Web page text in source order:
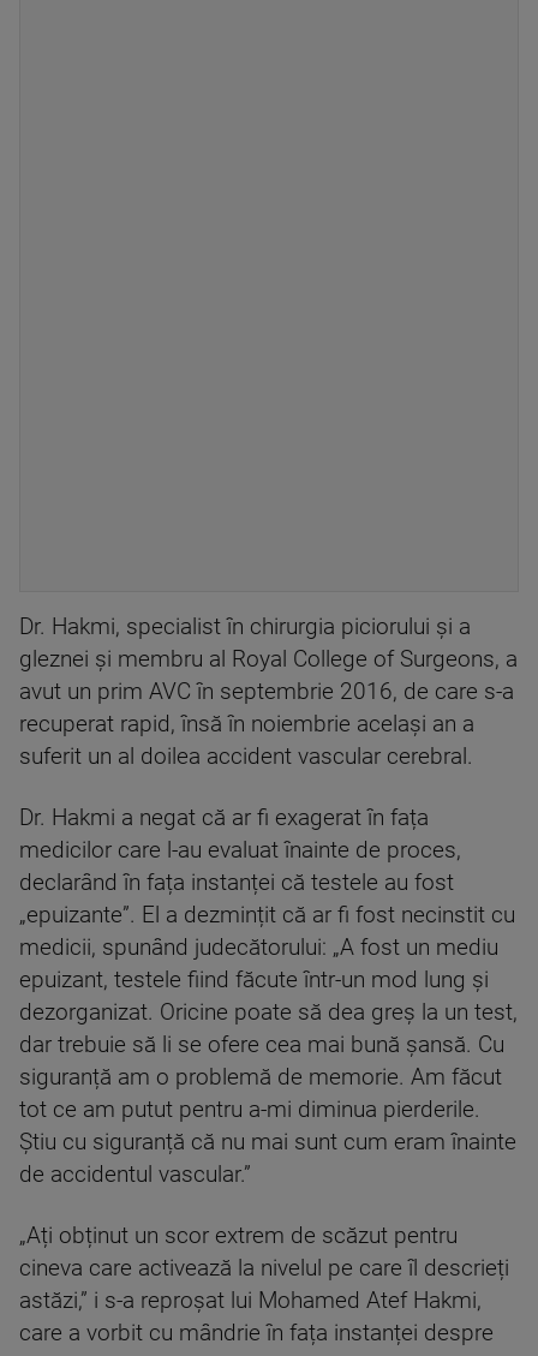
Dr. Hakmi, specialist în chirurgia piciorului și a
gleznei și membru al Royal College of Surgeons, a
avut un prim AVC în septembrie 2016, de care s-a
recuperat rapid, însă în noiembrie același an a
suferit un al doilea accident vascular cerebral.
Dr. Hakmi a negat că ar fi exagerat în fața
medicilor care l-au evaluat înainte de proces,
declarând în fața instanței că testele au fost
„epuizante”. El a dezmințit că ar fi fost necinstit cu
medicii, spunând judecătorului: „A fost un mediu
epuizant, testele fiind făcute într-un mod lung și
dezorganizat. Oricine poate să dea greș la un test,
dar trebuie să li se ofere cea mai bună șansă. Cu
siguranță am o problemă de memorie. Am făcut
tot ce am putut pentru a-mi diminua pierderile.
Știu cu siguranță că nu mai sunt cum eram înainte
de accidentul vascular.”
„Ați obținut un scor extrem de scăzut pentru
cineva care activează la nivelul pe care îl descrieți
astăzi,” i s-a reproșat lui Mohamed Atef Hakmi,
care a vorbit cu mândrie în fața instanței despre